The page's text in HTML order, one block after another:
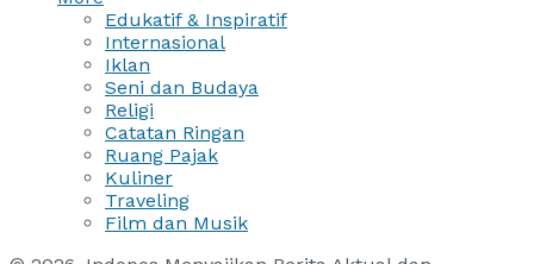
Edukatif & Inspiratif
Internasional
Iklan
Seni dan Budaya
Religi
Catatan Ringan
Ruang Pajak
Kuliner
Traveling
Film dan Musik